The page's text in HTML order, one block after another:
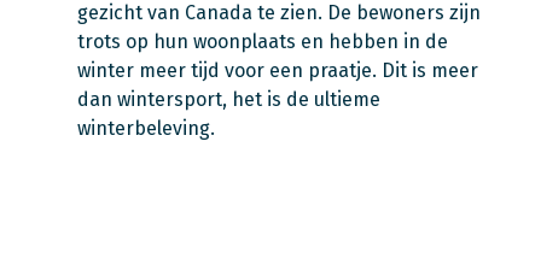
gezicht van Canada te zien. De bewoners zijn
trots op hun woonplaats en hebben in de
winter meer tijd voor een praatje. Dit is meer
dan wintersport, het is de ultieme
winterbeleving.